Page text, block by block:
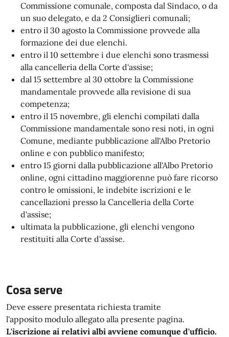
Commissione comunale, composta dal Sindaco, o da
un suo delegato, e da 2 Consiglieri comunali;
entro il 30 agosto la Commissione provvede alla
formazione dei due elenchi.
entro il 10 settembre i due elenchi sono trasmessi
alla cancelleria della Corte d'assise;
dal 15 settembre al 30 ottobre la Commissione
mandamentale provvede alla revisione di sua
competenza;
entro il 15 novembre, gli elenchi compilati dalla
Commissione mandamentale sono resi noti, in ogni
Comune, mediante pubblicazione all'Albo Pretorio
online e con pubblico manifesto;
entro 15 giorni dalla pubblicazione all'Albo Pretorio
online, ogni cittadino maggiorenne può fare ricorso
contro le omissioni, le indebite iscrizioni e le
cancellazioni presso la Cancelleria della Corte
d'assise;
ultimata la pubblicazione, gli elenchi vengono
restituiti alla Corte d'assise.
Cosa serve
Deve essere presentata richiesta tramite
l'apposito modulo allegato alla presente pagina.
L'iscrizione ai relativi albi avviene comunque d'ufficio.